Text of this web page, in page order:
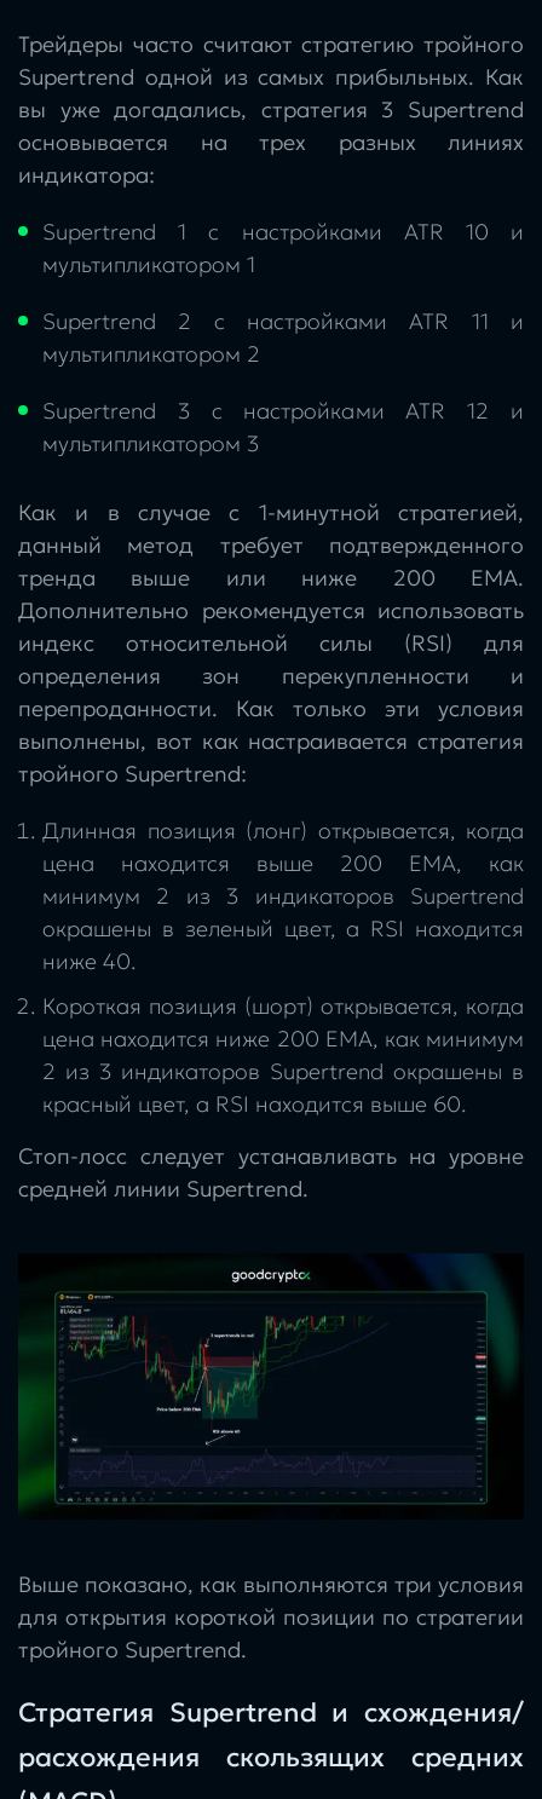
Трейдеры часто считают стратегию тройного
Supertrend одной из самых прибыльных. Как
вы уже догадались, стратегия 3 Supertrend
основывается на трех разных линиях
индикатора:
Supertrend 1 с настройками ATR 10 и
мультипликатором 1
Supertrend 2 с настройками ATR 11 и
мультипликатором 2
Supertrend 3 с настройками ATR 12 и
мультипликатором 3
Как и в случае с 1-минутной стратегией,
данный метод требует подтвержденного
тренда выше или ниже 200 EMA.
Дополнительно рекомендуется использовать
индекс относительной силы (RSI) для
определения зон перекупленности и
перепроданности. Как только эти условия
выполнены, вот как настраивается стратегия
тройного Supertrend:
Длинная позиция (лонг) открывается, когда
цена находится выше 200 EMA, как
минимум 2 из 3 индикаторов Supertrend
окрашены в зеленый цвет, а RSI находится
ниже 40.
Короткая позиция (шорт) открывается, когда
цена находится ниже 200 EMA, как минимум
2 из 3 индикаторов Supertrend окрашены в
красный цвет, а RSI находится выше 60.
Стоп-лосс следует устанавливать на уровне
средней линии Supertrend.
Выше показано, как выполняются три условия
для открытия короткой позиции по стратегии
тройного Supertrend.
Стратегия Supertrend и схождения/
расхождения скользящих средних